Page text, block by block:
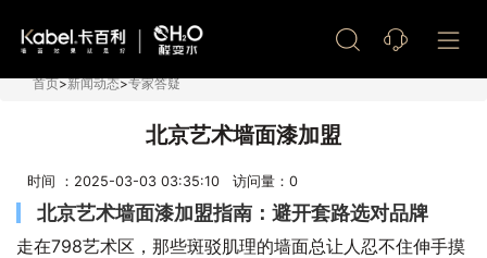
首页>新闻动态>专家答疑
北京艺术墙面漆加盟
时间 ：2025-03-03 03:35:10 访问量： 0
北京艺术墙面漆加盟指南：避开套路选对品牌
走在798艺术区，那些斑驳肌理的墙面总让人忍不住伸手摸